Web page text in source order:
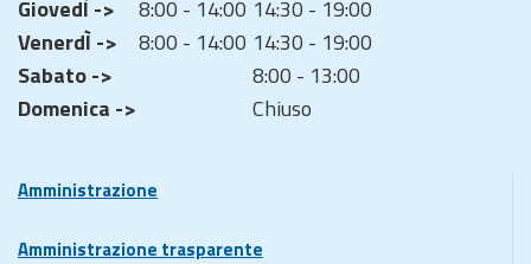
GiovedÌ ->
8:00 - 14:00 14:30 - 19:00
VenerdÌ ->
8:00 - 14:00 14:30 - 19:00
Sabato ->
8:00 - 13:00
Domenica ->
Chiuso
Amministrazione
Amministrazione trasparente